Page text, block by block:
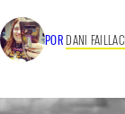
POR DANI